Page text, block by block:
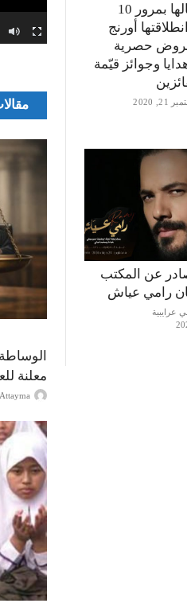
بمناسبة احتفالها بمرور 10
أورنج
حصرية
وجوائز قيّمة
21, 2020
عن المكتب
رامي عياش
معلنة
Attayma الشاذلي عرايبية